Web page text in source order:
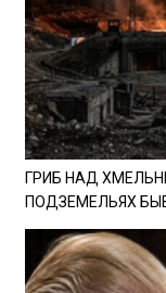
ГРИБ НАД
ПОДЗЕМЕЛЬЯХ